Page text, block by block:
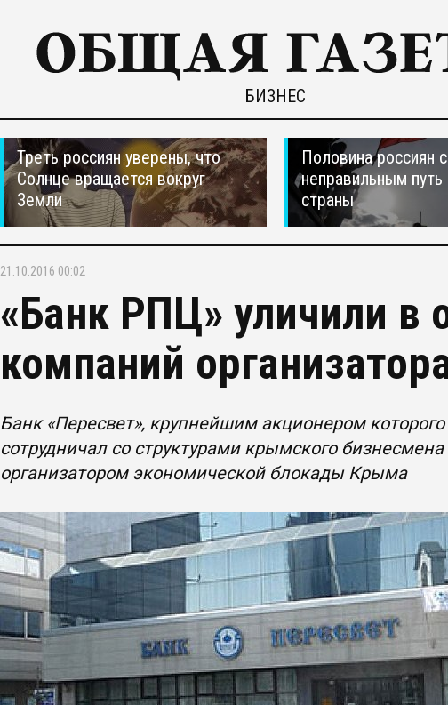
БИЗНЕС
Треть россиян уверены, что
Солнце вращается вокруг
Земли
Половина россиян
неправильным путь
страны
21.10.2016 00:02
«Банк РПЦ» уличили в
компаний
Банк «Пересвет», крупнейшим акционером
сотрудничал со структурами крымского
организатором экономической блокады Крыма